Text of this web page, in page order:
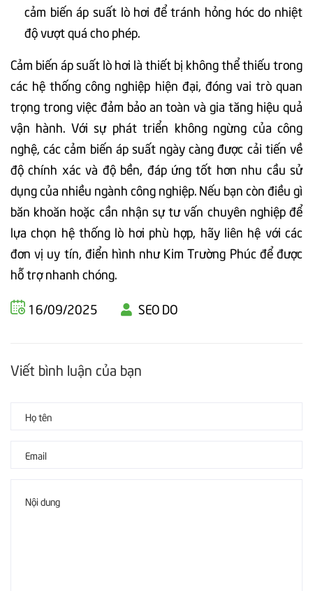
cảm biến áp suất lò hơi để tránh hỏng hóc do nhiệt
độ vượt quá cho phép.
Cảm biến áp suất lò hơi là thiết bị không thể thiếu trong
các hệ thống công nghiệp hiện đại, đóng vai trò quan
trọng trong việc đảm bảo an toàn và gia tăng hiệu quả
vận hành. Với sự phát triển không ngừng của công
nghệ, các cảm biến áp suất ngày càng được cải tiến về
độ chính xác và độ bền, đáp ứng tốt hơn nhu cầu sử
dụng của nhiều ngành công nghiệp. Nếu bạn còn điều gì
băn khoăn hoặc cần nhận sự tư vấn chuyên nghiệp để
lựa chọn hệ thống lò hơi phù hợp, hãy liên hệ với các
đơn vị uy tín, điển hình như Kim Trường Phúc để được
hỗ trợ nhanh chóng.
16/09/2025
SEO DO
Viết bình luận của bạn